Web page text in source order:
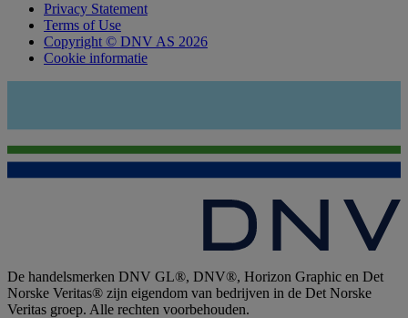
Privacy Statement
Terms of Use
Copyright © DNV AS 2026
Cookie informatie
De handelsmerken DNV GL®, DNV®, Horizon Graphic en Det
Norske Veritas® zijn eigendom van bedrijven in de Det Norske
Veritas groep. Alle rechten voorbehouden.